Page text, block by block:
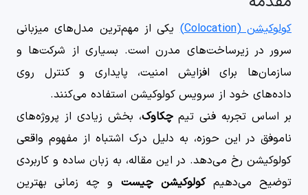
کولوکیشن (Colocation)
یکی از مهم‌ترین مدل‌های میزبانی
سرور در زیرساخت‌های مدرن است. بسیاری از شرکت‌ها و
سازمان‌ها برای افزایش امنیت، پایداری و کنترل روی
داده‌های خود از سرویس کولوکیشن استفاده می‌کنند.
بر اساس تجربه فنی تیمچکاوک، بخش زیادی از پروژه‌های
ناموفق در این حوزه، به دلیل درک اشتباه از مفهوم واقعی
کولوکیشن رخ می‌دهد. در این مقاله، به زبان ساده و کاربردی
توضیح می‌دهیمکولوکیشن چیست و چه زمانی بهترین